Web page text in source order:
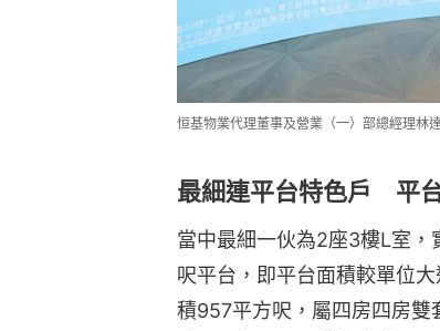
恒基物業代理董事及營業（一）部總經理林
最細連平台特色戶 平
當中最細一伙為2座3樓L室
呎平台，即平台面積較單位
積957平方呎，屬四房四房